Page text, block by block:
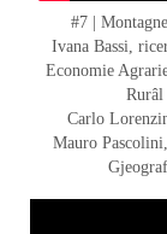
#7 |
Ivana Bassi,
Economie
Rurâl
Carlo
Mauro